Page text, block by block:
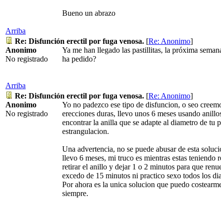
Bueno un abrazo
Arriba
Re: Disfunción erectil por fuga venosa. [Re: Anonimo]
Anonimo
No registrado
Ya me han llegado las pastillitas, la próxima
ha pedido?
Arriba
Re: Disfunción erectil por fuga venosa. [Re: Anonimo]
Anonimo
No registrado
Yo no padezco ese tipo de disfuncion, o seo
erecciones duras, llevo unos 6 meses usando
encontrar la anilla que se adapte al diametro de tu
estrangulacion.
Una advertencia, no se puede abusar de esta
llevo 6 meses, mi truco es mientras estas teniendo
retirar el anillo y dejar 1 o 2 minutos para que
excedo de 15 minutos ni practico sexo todos los
Por ahora es la unica solucion que puedo
siempre.